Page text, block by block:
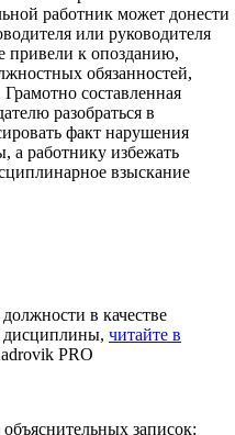
работник может донести
или руководителя
привели к опозданию,
обязанностей,
составленная
разобраться в
факт нарушения
а работнику избежать
взыскание
в качестве
дисциплины, читайте в
PRO
записок: